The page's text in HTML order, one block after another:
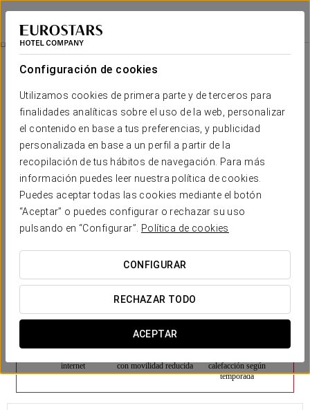
Configuración de cookies
Utilizamos cookies de primera parte y de terceros para
finalidades analíticas sobre el uso de la web, personalizar
el contenido en base a tus preferencias, y publicidad
personalizada en base a un perfil a partir de la
recopilación de tus hábitos de navegación. Para más
información puedes leer nuestra política de cookies.
Puedes aceptar todas las cookies mediante el botón
“Aceptar” o puedes configurar o rechazar su uso
pulsando en “Configurar”.
Política de cookies
CONFIGURAR
RECHAZAR TODO
ACEPTAR
Exe Zaragoza WTC
ZARAGOZA
Habitaciones
Habitaciones
El confort y descanso que necesitas
El hotel Exe Zaragoza WTC cuenta con 88 habitacionesdobles y
twinsequipadas con televisión LCD, aire acondicionado y conexión
Wi-Fi gratuita. Además disponen de baño privado con secador de
pelo y amenities.
De diseño moderno, renovado y funcional, las estancias aseguran
el perfecto descanso de sus huéspedes que, bajo petición, pueden
contar con un excelente servicio de desayuno en la habitación.
internet
con movilidad reducida
calefacción según
temporada